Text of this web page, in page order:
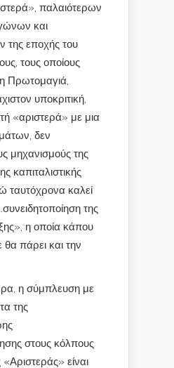
παλαιότερων
και
της εποχής του
τους οποίους
Πρωτομαγιά,
υποκριτική,
«αριστερά» με μια
δεν
μηχανισμούς της
καπιταλιστικής
ταυτόχρονα καλεί
της
η οποία κάπου
πάρει και την
η σύμπλευση με
της
στους κόλπους
είναι